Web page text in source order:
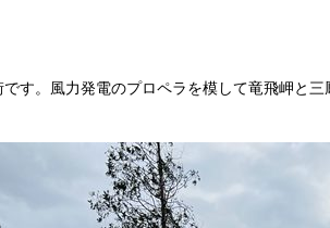
です。風力発電のプロペラを模して竜飛岬と